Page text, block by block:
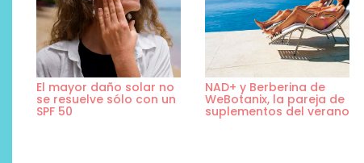
El mayor daño solar no
se resuelve sólo con un
SPF 50
NAD+ y Berberina de
WeBotanix, la pareja de
suplementos del verano